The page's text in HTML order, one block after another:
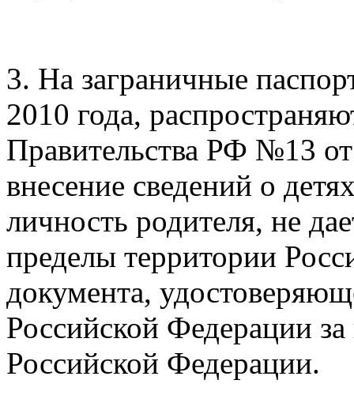
3. На заграничные
2010 года,
Правительства РФ №13
внесение сведений о
личность родителя, не
пределы территории
документа,
Российской Федерации
Российской Федерации.